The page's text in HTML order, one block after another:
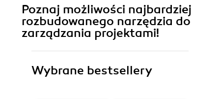
Poznaj możliwości najbardziej
rozbudowanego narzędzia do
zarządzania projektami!
Wybrane bestsellery